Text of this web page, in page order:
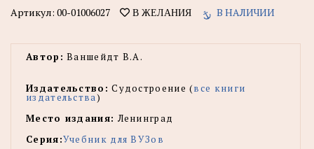
Артикул: 00-01006027 В ЖЕЛАНИЯ В НАЛИЧИИ
Автор: Ваншейдт В.А.
Издательство: Судостроение (все книги
издательства)
Место издания: Ленинград
Серия:Учебник для ВУЗов